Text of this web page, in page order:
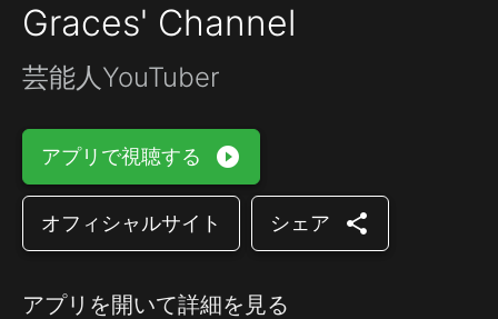
Graces' Channel
芸能人YouTuber
アプリで視聴する play_circle_filled
オフィシャルサイト シェア share
アプリを開いて詳細を見る